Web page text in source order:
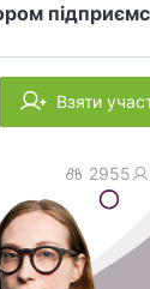
Взяти
2955